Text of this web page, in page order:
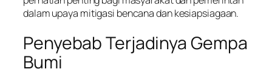
dalam upaya mitigasi bencana dan kesiapsiagaan.
Penyebab Terjadinya Gempa
Bumi